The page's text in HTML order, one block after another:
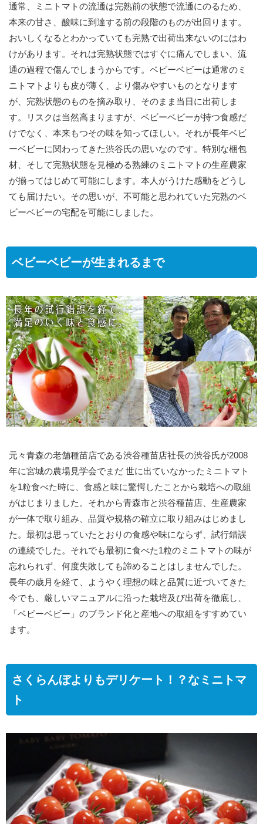
通常、ミニトマトの流通は完熟前の状態で流通にのるため、
本来の甘さ、酸味に到達する前の段階のものが出回ります。
おいしくなるとわかっていても完熟で出荷出来ないのにはわ
けがあります。それは完熟状態ではすぐに痛んでしまい、流
通の過程で傷んでしまうからです。ベビーベビーは通常のミ
ニトマトよりも皮が薄く、より傷みやすいものとなります
が、完熟状態のものを摘み取り、そのまま当日に出荷しま
す。リスクは当然高まりますが、ベビーベビーが持つ食感だ
けでなく、本来もつその味を知ってほしい。それが長年ベビ
ーベビーに関わってきた渋谷氏の思いなのです。特別な梱包
材、そして完熟状態を見極める熟練のミニトマトの生産農家
が揃ってはじめて可能にします。本人がうけた感動をどうし
ても届けたい。その思いが、不可能と思われていた完熟のベ
ビーベビーの宅配を可能にしました。
ベビーベビーが生まれるまで
元々青森の老舗種苗店である渋谷種苗店社長の渋谷氏が2008
年に宮城の農場見学会でまだ 世に出ていなかったミニトマト
を1粒食べた時に、食感と味に驚愕したことから栽培への取組
がはじまりました。それから青森市と渋谷種苗店、生産農家
が一体で取り組み、品質や規格の確立に取り組みはじめまし
た。最初は思っていたとおりの食感や味にならず、試行錯誤
の連続でした。それでも最初に食べた1粒のミニトマトの味が
忘れられず、何度失敗しても諦めることはしませんでした。
長年の歳月を経て、ようやく理想の味と品質に近づいてきた
今でも、厳しいマニュアルに沿った栽培及び出荷を徹底し、
「ベビーベビー」のブランド化と産地への取組をすすめてい
ます。
さくらんぼよりもデリケート！？なミニトマ
ト